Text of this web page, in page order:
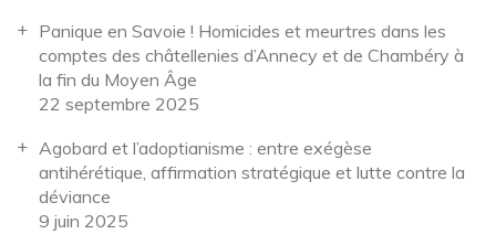
Panique en Savoie ! Homicides et meurtres dans les
comptes des châtellenies d’Annecy et de Chambéry à
la fin du Moyen Âge
22 septembre 2025
Agobard et l’adoptianisme : entre exégèse
antihérétique, affirmation stratégique et lutte contre la
déviance
9 juin 2025